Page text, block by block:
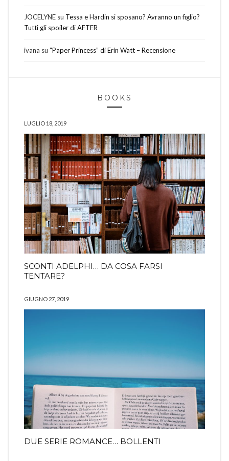
JOCELYNE su Tessa e Hardin si sposano? Avranno un figlio?
Tutti gli spoiler di AFTER
ivana su “Paper Princess” di Erin Watt – Recensione
BOOKS
LUGLIO 18, 2019
SCONTI ADELPHI… DA COSA FARSI
TENTARE?
GIUGNO 27, 2019
DUE SERIE ROMANCE… BOLLENTI